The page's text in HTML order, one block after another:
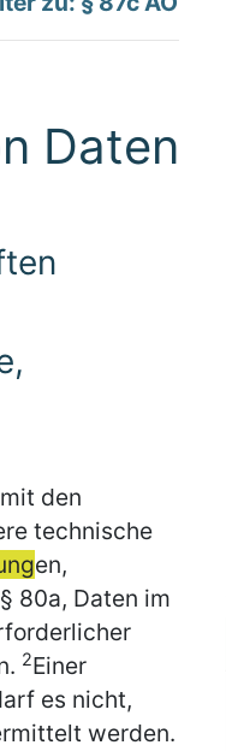
Daten
den
technische
en,
80a, Daten im
2Einer
es nicht,
werden.